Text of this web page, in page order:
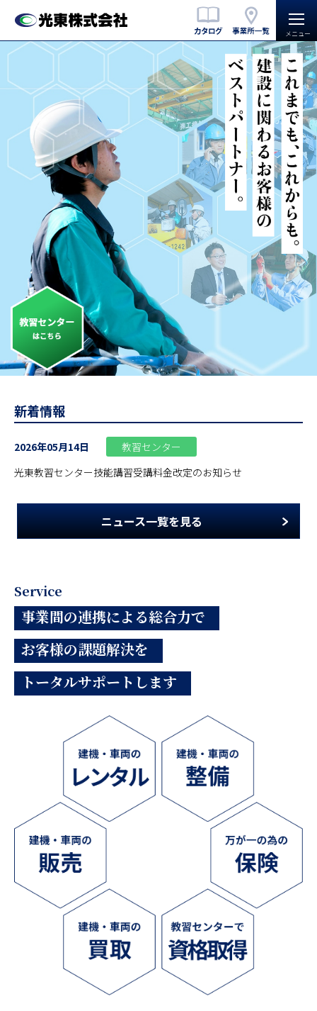
新着情報
2026年05月14日
教習センター
光東教習センター技能講習受講料金改定のお知らせ
ニュース一覧を見る
Service
事業間の連携による総合力で
お客様の課題解決を
トータルサポートします